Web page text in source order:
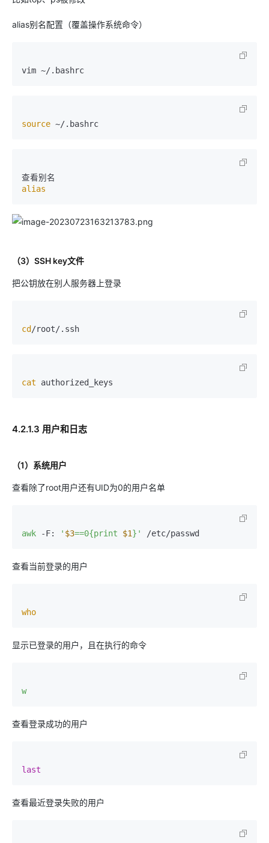
alias别名配置（覆盖操作系统命令）
source
alias
（3）SSH key文件
把公钥放在别人服务器上登录
cd
cat
4.2.1.3 用户和日志
（1）系统用户
查看除了root用户还有UID为0的用户名单
awk -F: ' $3==0{print $1}'
查看当前登录的用户
who
显示已登录的用户，且在执行的命令
w
查看登录成功的用户
last
查看最近登录失败的用户